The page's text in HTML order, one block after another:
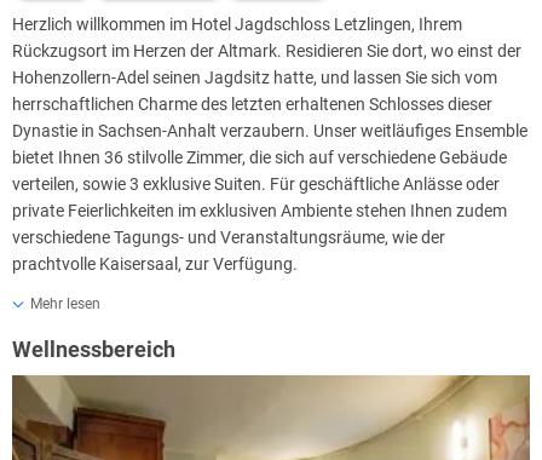
Herzlich willkommen im Hotel Jagdschloss Letzlingen, Ihrem
Rückzugsort im Herzen der Altmark. Residieren Sie dort, wo einst der
Hohenzollern-Adel seinen Jagdsitz hatte, und lassen Sie sich vom
herrschaftlichen Charme des letzten erhaltenen Schlosses dieser
Dynastie in Sachsen-Anhalt verzaubern. Unser weitläufiges Ensemble
bietet Ihnen 36 stilvolle Zimmer, die sich auf verschiedene Gebäude
verteilen, sowie 3 exklusive Suiten. Für geschäftliche Anlässe oder
private Feierlichkeiten im exklusiven Ambiente stehen Ihnen zudem
verschiedene Tagungs- und Veranstaltungsräume, wie der
prachtvolle Kaisersaal, zur Verfügung.
Alles auf einen Blick:
36 Einzel- und Doppelzimmer sowie Suite, aufgeteilt in Kastellan &
WC mit Dusche o. Badewanne, Haarföhn, TV, Schreibtisch und
kostenfreies WLAN
Nichtraucherzimmer
Mehr lesen
Wellnessbereich